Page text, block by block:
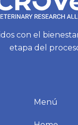
con el
etapa del
Menú